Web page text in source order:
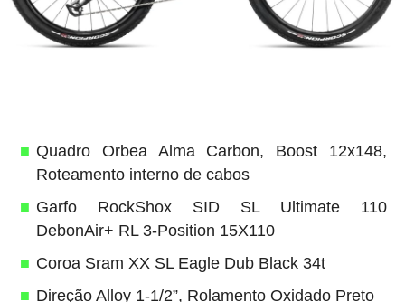
Quadro Orbea Alma Carbon, Boost 12x148,
Roteamento interno de cabos
Garfo RockShox SID SL Ultimate 110
DebonAir+ RL 3-Position 15X110
Coroa Sram XX SL Eagle Dub Black 34t
Direção Alloy 1-1/2”, Rolamento Oxidado Preto